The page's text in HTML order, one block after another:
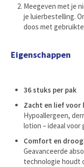
Meegeven met je
je luierbestelling.
doos met
Eigenschappen
36 stuks per pak
Zacht en lief voor
Hypoallergeen,
lotion – ideaal voor
Comfort en
Geavanceerde
technologie houdt